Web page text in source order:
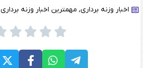
اخبار وزنه برداری, مهمترین اخبار وزنه برداری